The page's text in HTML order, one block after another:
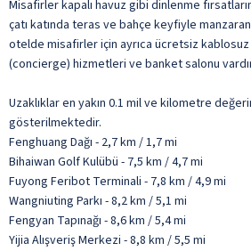
Misafirler kapalı havuz gibi dinlenme
çatı katında teras ve bahçe keyfiyle
otelde misafirler için ayrıca ücretsiz
(concierge) hizmetleri ve banket salonu
Uzaklıklar en yakın 0.1 mil ve kilometre
gösterilmektedir.
Fenghuang Dağı - 2,7 km / 1,7 mi
Bihaiwan Golf Kulübü - 7,5 km / 4,7 mi
Fuyong Feribot Terminali - 7,8 km / 4,9 mi
Wangniuting Parkı - 8,2 km / 5,1 mi
Fengyan Tapınağı - 8,6 km / 5,4 mi
Yijia Alışveriş Merkezi - 8,8 km / 5,5 mi